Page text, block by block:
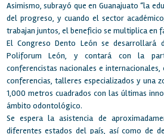
Asimismo, subrayó que en Guanajuato “la
del progreso, y cuando el sector
trabajan juntos, el beneficio se multiplica en
El Congreso Dento León se
Poliforum León, y contará con la
conferencistas nacionales e
conferencias, talleres especializados y una
1,000 metros cuadrados con las últimas
ámbito odontológico.
Se espera la asistencia de
diferentes estados del país, así como de